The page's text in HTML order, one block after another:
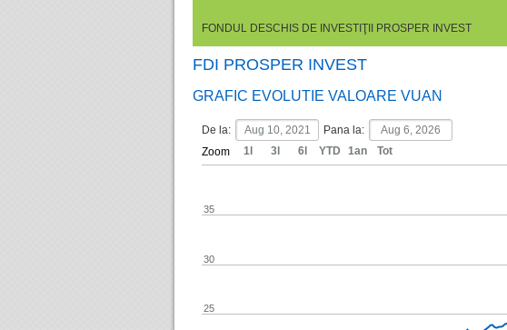
FONDUL DESCHIS DE INVESTIŢII PROSPER INVEST
FDI PROSPER INVEST
GRAFIC EVOLUTIE VALOARE VUAN
De la:
Pana la:
Zoom
25
30
35
1l 3l 6l YTD 1an Tot